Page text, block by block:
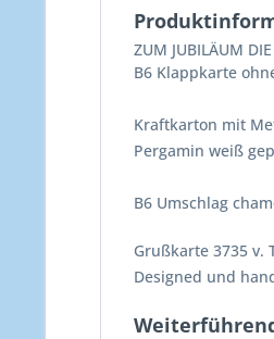
ZUM JUBILÄUM
B6 Klappkarte
Kraftkarton mit
Pergamin weiß
B6 Umschlag
Grußkarte 3735 v.
Designed und